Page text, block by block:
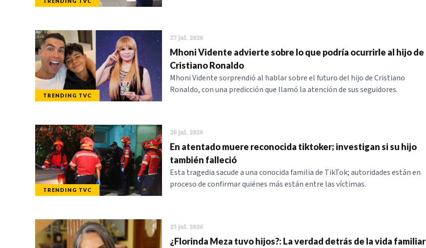
TRENDING TVC
27 jul. 2026
Mhoni Vidente advierte sobre lo que podría ocurrirle al hijo de
Cristiano Ronaldo
Mhoni Vidente sorprendió al hablar sobre el futuro del hijo de Cristiano
Ronaldo, con una predicción que llamó la atención de sus seguidores.
TRENDING TVC
26 jul. 2026
En atentado muere reconocida tiktoker; investigan si su hijo
también falleció
Esta tragedia sacude a una conocida familia de TikTok; autoridades están en
proceso de confirmar quiénes más están entre las víctimas.
25 jul. 2026
¿Florinda Meza tuvo hijos?: La verdad detrás de la vida familiar